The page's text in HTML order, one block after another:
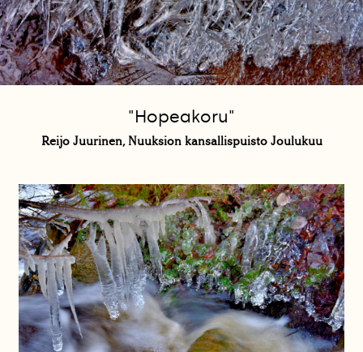
"Hopeakoru"
Reijo Juurinen, Nuuksion kansallispuisto Joulukuu